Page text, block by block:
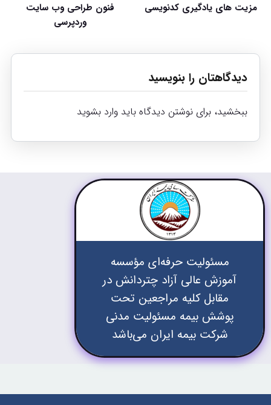
مزیت های یادگیری کدنویسی
فنون طراحی وب سایت
وردپرسی
دیدگاهتان را بنویسید
ببخشید، برای نوشتن دیدگاه باید وارد بشوید
مسئولیت حرفه‌ای مؤسسه
آموزش عالی آزاد چتردانش در
مقابل کلیه مراجعین تحت
پوشش بیمه مسئولیت مدنی
شرکت بیمه ایران می‌باشد